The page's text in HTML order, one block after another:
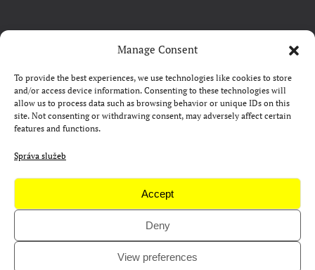
Manage Consent
To provide the best experiences, we use technologies like cookies to store
and/or access device information. Consenting to these technologies will
allow us to process data such as browsing behavior or unique IDs on this
site. Not consenting or withdrawing consent, may adversely affect certain
features and functions.
Správa služeb
Accept
Deny
View preferences
RYCHLÉ ODKAZY
Watch&Know
Kontakty
FAQ
Camp 4Science
Materiály pro média
Copyright © AFO 2000-2026 | web